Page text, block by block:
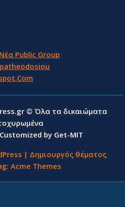
Public Group
© Όλα τα δικαιώματα
by Get-MIT
| Δημιουργός θέματος
Acme Themes